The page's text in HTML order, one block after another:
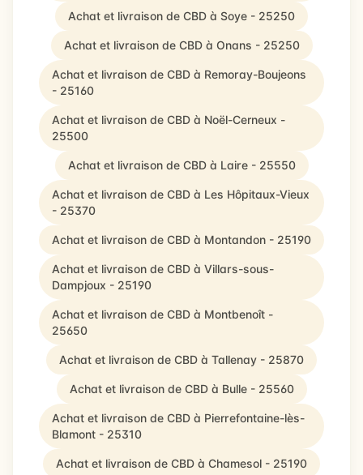
Achat et livraison de CBD à Soye - 25250
Achat et livraison de CBD à Onans - 25250
Achat et livraison de CBD à Remoray-Boujeons
- 25160
Achat et livraison de CBD à Noël-Cerneux -
25500
Achat et livraison de CBD à Laire - 25550
Achat et livraison de CBD à Les Hôpitaux-Vieux
- 25370
Achat et livraison de CBD à Montandon - 25190
Achat et livraison de CBD à Villars-sous-
Dampjoux - 25190
Achat et livraison de CBD à Montbenoît -
25650
Achat et livraison de CBD à Tallenay - 25870
Achat et livraison de CBD à Bulle - 25560
Achat et livraison de CBD à Pierrefontaine-lès-
Blamont - 25310
Achat et livraison de CBD à Chamesol - 25190